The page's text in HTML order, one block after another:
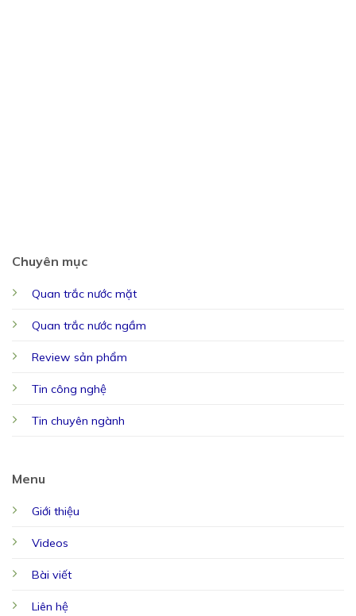
Chuyên mục
Quan trắc nước mặt
Quan trắc nước ngầm
Review sản phẩm
Tin công nghệ
Tin chuyên ngành
Menu
Giới thiệu
Videos
Bài viết
Liên hệ